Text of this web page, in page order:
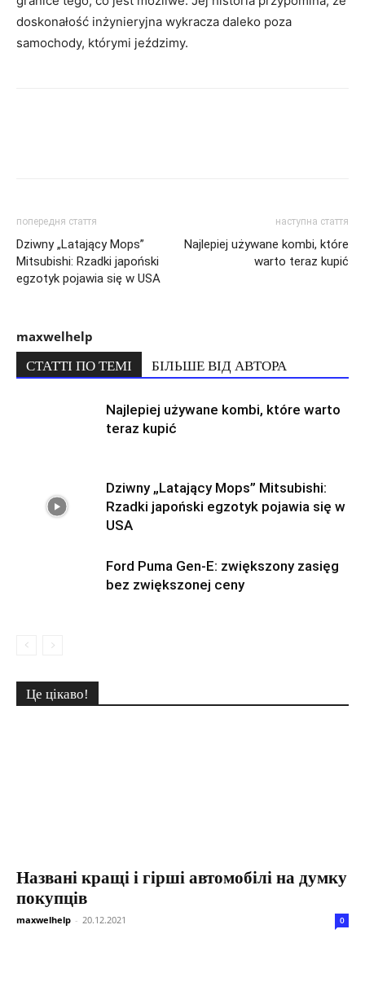
​​doskonałość inżynieryjna wykracza daleko poza
samochody, którymi jeździmy.
попередня стаття
Dziwny „Latający Mops”
Mitsubishi: Rzadki japoński
egzotyk pojawia się w USA
наступна стаття
Najlepiej używane kombi, które
warto teraz kupić
maxwelhelp
СТАТТІ ПО ТЕМІ БІЛЬШЕ ВІД АВТОРА
Najlepiej używane kombi, które warto
teraz kupić
Dziwny „Latający Mops” Mitsubishi:
Rzadki japoński egzotyk pojawia się w
USA
Ford Puma Gen-E: zwiększony zasięg
bez zwiększonej ceny
Це цікаво!
Названі кращі і гірші автомобілі на думку
покупців
maxwelhelp - 20.12.2021 0